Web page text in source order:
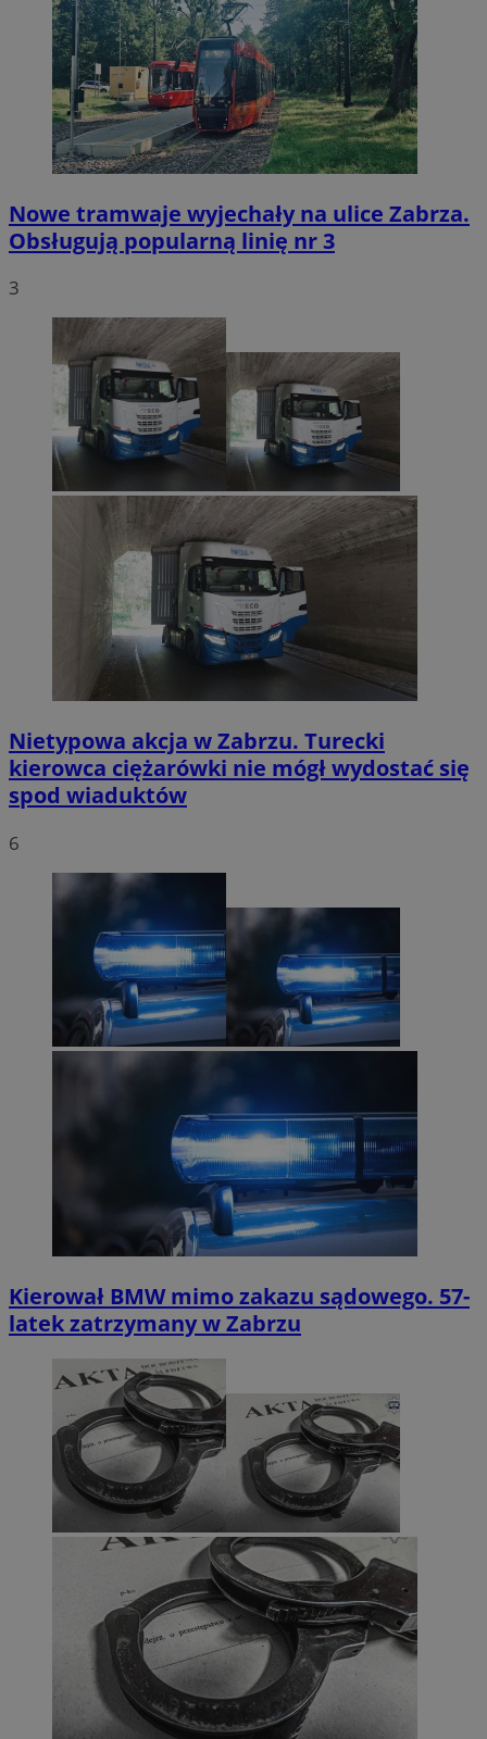
Nowe tramwaje wyjechały na ulice Zabrza.
Obsługują popularną linię nr 3
3
Nietypowa akcja w Zabrzu. Turecki
kierowca ciężarówki nie mógł wydostać się
spod wiaduktów
6
Kierował BMW mimo zakazu sądowego. 57-
latek zatrzymany w Zabrzu